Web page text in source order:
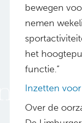
bewegen
nemen
het
functie.”
Inzetten
Over de